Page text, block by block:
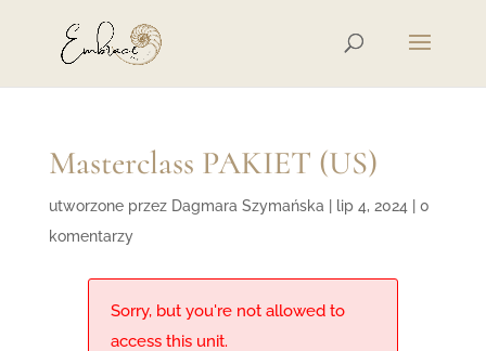
Masterclass PAKIET (US)
utworzone przez Dagmara Szymańska lip 4, 2024
0
komentarzy
Sorry, but you're not allowed to
access this unit.